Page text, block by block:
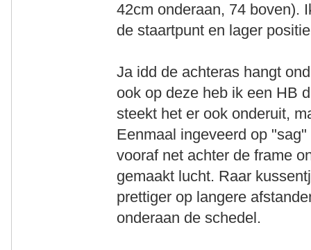
42cm onderaan, 74 boven).
de staartpunt en lager
Ja idd de achteras hangt
ook op deze heb ik een HB
steekt het er ook onderuit,
Eenmaal ingeveerd op
vooraf net achter de frame
gemaakt lucht. Raar
prettiger op langere
onderaan de schedel.